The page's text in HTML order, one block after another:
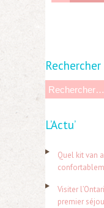
Rechercher
L’Actu’
Quel kit van
Visiter
premier